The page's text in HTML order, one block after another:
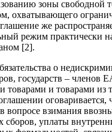
зоны свободной
охватывающего
же
режим практически
[2].
о
государств –
товарами и товарами из
оговаривается,
вопросе взимания
уплаты